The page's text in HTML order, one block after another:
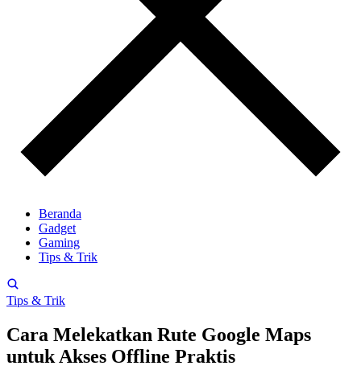
Beranda
Gadget
Gaming
Tips & Trik
Tips & Trik
Cara Melekatkan Rute Google Maps
untuk Akses Offline Praktis